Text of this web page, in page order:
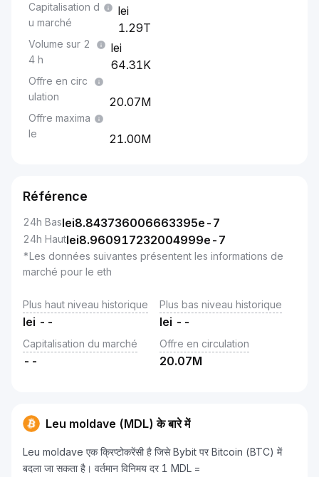
Capitalisation d
u marché
1.29T
Volume sur 2
4 h
64.31K
Offre en circ
ulation
20.07M
Offre maxima
le
21.00M
Référence
24h Baslei8.843736006663395e-7
24h Hautlei8.960917232004999e-7
*Les données suivantes présentent les informations de
marché pour le eth
Plus haut niveau historique
lei --
Plus bas niveau historique
lei --
Capitalisation du marché
--
Offre en circulation
20.07M
Leu moldave (MDL) के बारे में
Leu moldave एक क्रिप्टोकरेंसी है जिसे Bybit पर Bitcoin (BTC) में
बदला जा सकता है। वर्तमान विनिमय दर 1 MDL =